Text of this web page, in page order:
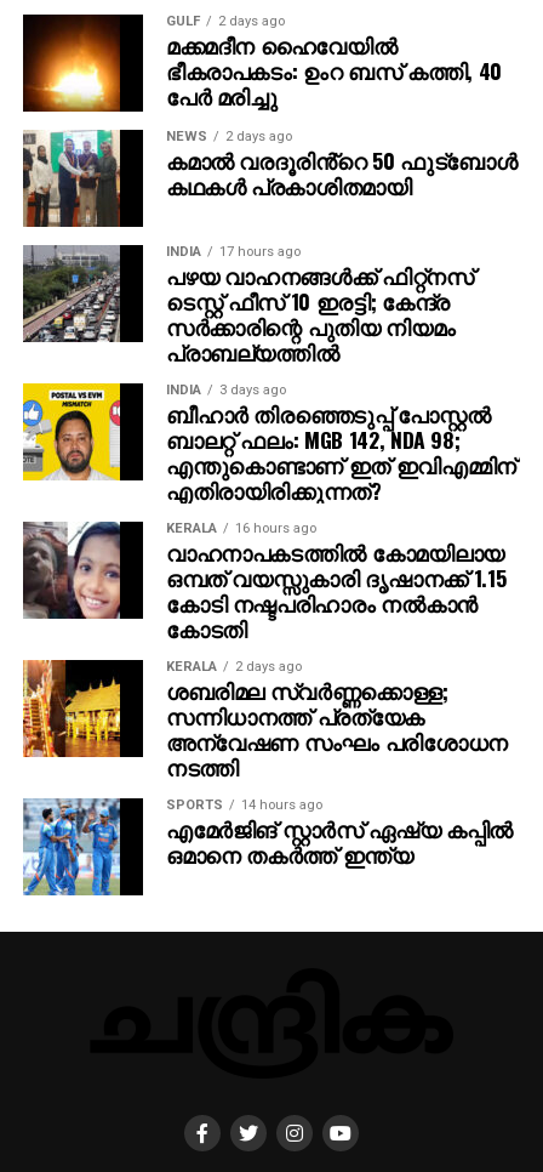
GULF 2 days ago
മക്കമദീന ഹൈവേയില്‍
ഭീകരാപകടം: ഉംറ ബസ് കത്തി, 40
പേര്‍ മരിച്ചു
NEWS 2 days ago
കമാൽ വരദൂരിൻ്റെ 50 ഫുട്ബോൾ
കഥകൾ പ്രകാശിതമായി
INDIA 17 hours ago
പഴയ വാഹനങ്ങള്‍ക്ക് ഫിറ്റ്‌നസ്
ടെസ്റ്റ് ഫീസ് 10 ഇരട്ടി; കേന്ദ്ര
സര്‍ക്കാരിന്റെ പുതിയ നിയമം
പ്രാബല്യത്തില്‍
INDIA 3 days ago
ബീഹാർ തിരഞ്ഞെടുപ്പ് പോസ്റ്റൽ
ബാലറ്റ് ഫലം: MGB 142, NDA 98;
എന്തുകൊണ്ടാണ് ഇത് ഇവിഎമ്മിന്
എതിരായിരിക്കുന്നത്?
KERALA 16 hours ago
വാഹനാപകടത്തില്‍ കോമയിലായ
ഒമ്പത് വയസ്സുകാരി ദൃഷാനക്ക് 1.15
കോടി നഷ്ടപരിഹാരം നല്‍കാന്‍
കോടതി
KERALA 2 days ago
ശബരിമല സ്വര്‍ണ്ണക്കൊള്ള;
സന്നിധാനത്ത് പ്രത്യേക
അന്വേഷണ സംഘം പരിശോധന
നടത്തി
SPORTS 14 hours ago
എമേര്‍ജിങ് സ്റ്റാര്‍സ് ഏഷ്യ കപ്പില്‍
ഒമാനെ തകര്‍ത്ത് ഇന്ത്യ